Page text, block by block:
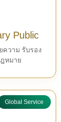
Public
ความ รับรอง
หมาย
Global Service